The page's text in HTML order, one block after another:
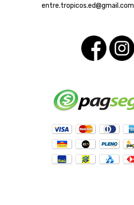
entre.tropicos.ed@gmail.com